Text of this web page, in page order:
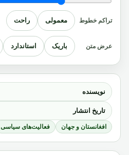
نویسنده
تاریخ انتشار
افغانستان و جهان فعالیت‌های سیاسی
تراکم خطوط معمولی راحت
عرض متن باریک استاندارد